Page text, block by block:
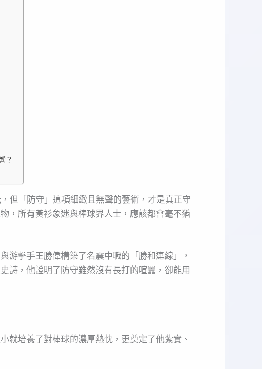
？
但「防守」這項細緻且無聲的藝術，才是真正守
，所有黃衫象迷與棒球界人士，應該都會毫不猶
游擊手王勝偉構築了名震中職的「勝和連線」，
詩，他證明了防守雖然沒有長打的喧囂，卻能用
就培養了對棒球的濃厚熱忱，更奠定了他紮實、